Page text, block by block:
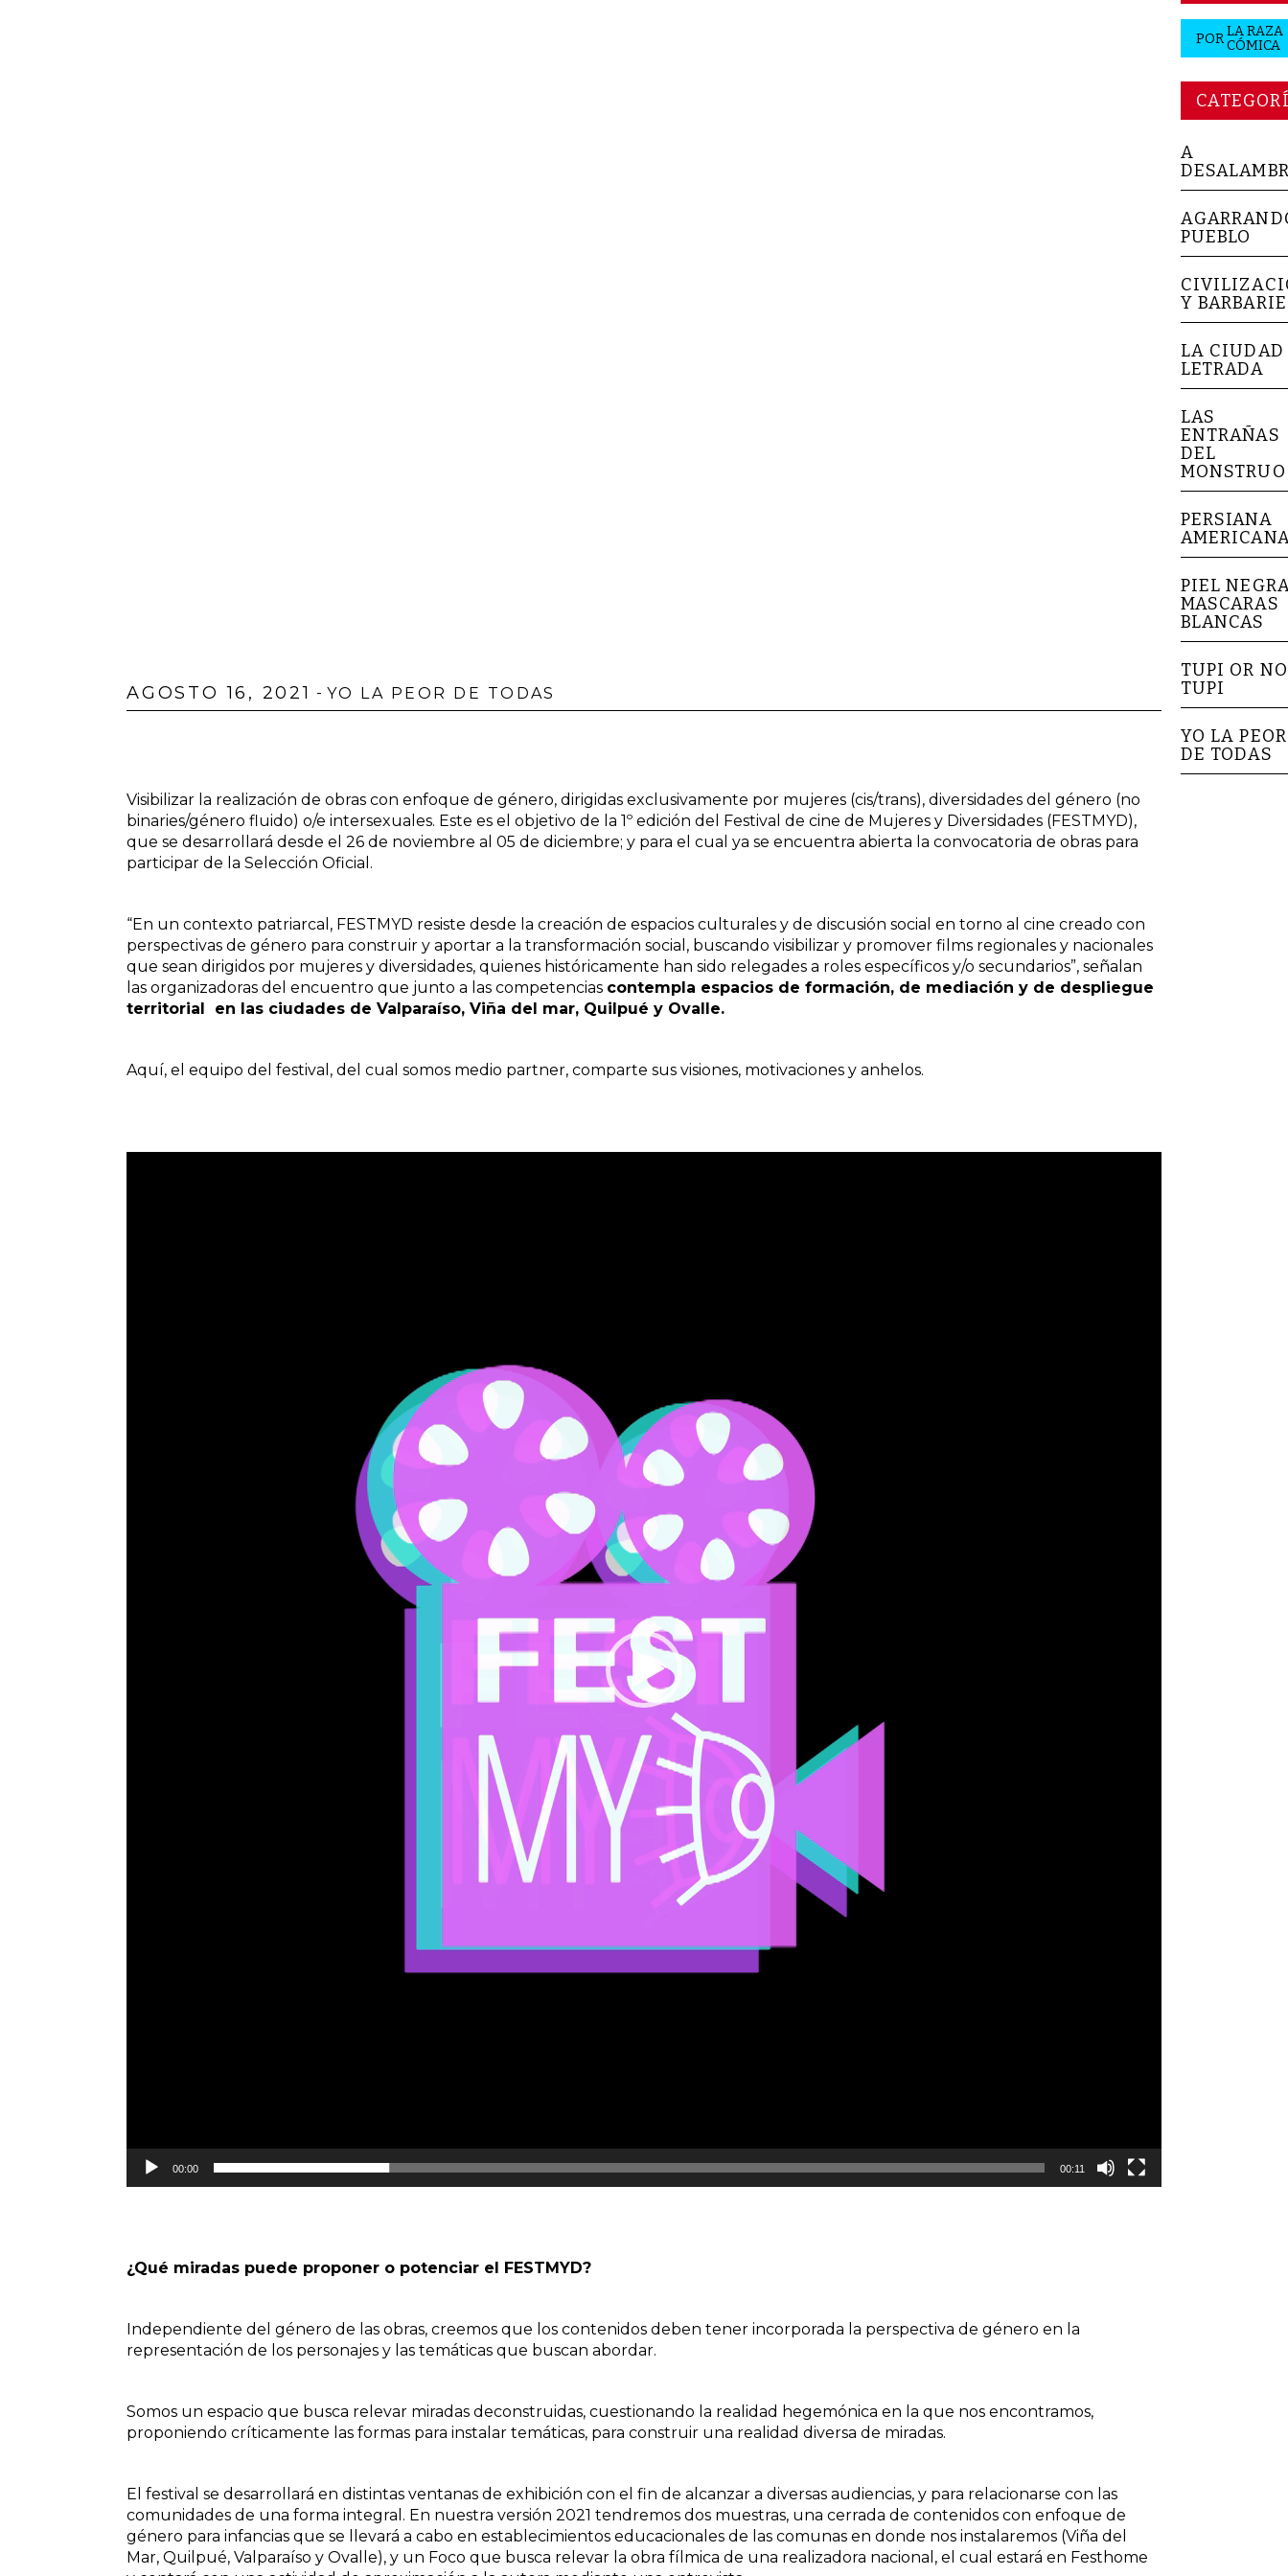
AGOSTO 16, 2021 - YO LA PEOR DE TODAS
Visibilizar la realización de obras con enfoque de género, dirigidas exclusivamente por mujeres (cis/trans), diversidades del género (no
binaries/género fluido) o/e intersexuales. Este es el objetivo de la 1º edición del Festival de cine de Mujeres y Diversidades (FESTMYD),
que se desarrollará desde el 26 de noviembre al 05 de diciembre; y para el cual ya se encuentra abierta la convocatoria de obras para
participar de la Selección Oficial.
“En un contexto patriarcal, FESTMYD resiste desde la creación de espacios culturales y de discusión social en torno al cine creado con
perspectivas de género para construir y aportar a la transformación social, buscando visibilizar y promover films regionales y nacionales
que sean dirigidos por mujeres y diversidades, quienes históricamente han sido relegades a roles específicos y/o secundarios”, señalan
las organizadoras del encuentro que junto a las competencias contempla espacios de formación, de mediación y de despliegue
territorial
en las ciudades de Valparaíso, Viña del mar, Quilpué y Ovalle.
Aquí, el equipo del festival, del cual somos medio partner, comparte sus visiones, motivaciones y anhelos.
00:00 00:11
¿Qué miradas puede proponer o potenciar el FESTMYD?
Independiente del género de las obras, creemos que los contenidos deben tener incorporada la perspectiva de género en la
representación de los personajes y las temáticas que buscan abordar.
Somos un espacio que busca relevar miradas deconstruidas, cuestionando la realidad hegemónica en la que nos encontramos,
proponiendo críticamente las formas para instalar temáticas, para construir una realidad diversa de miradas.
El festival se desarrollará en distintas ventanas de exhibición con el fin de alcanzar a diversas audiencias, y para relacionarse con las
comunidades de una forma integral. En nuestra versión 2021 tendremos dos muestras, una cerrada de contenidos con enfoque de
género para infancias que se llevará a cabo en establecimientos educacionales de las comunas en donde nos instalaremos (Viña del
Mar, Quilpué, Valparaíso y Ovalle), y un Foco que busca relevar la obra fílmica de una realizadora nacional, el cual estará en Festhome
PORLA RAZA
CÓMICA
A
PUEBLO
Y BARBARIE
LA CIUDAD
LETRADA
LAS
ENTRAÑAS
DEL
MONSTRUO
PERSIANA
PIEL
MASCARAS
BLANCAS
TUPI OR
TUPI
YO LA PEOR
DE TODAS